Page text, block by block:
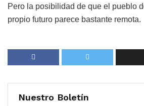
Pero la posibilidad de que el pueblo
propio futuro parece bastante remota.
Nuestro Boletín